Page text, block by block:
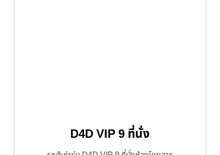
D4D VIP 9 ที่นั่ง